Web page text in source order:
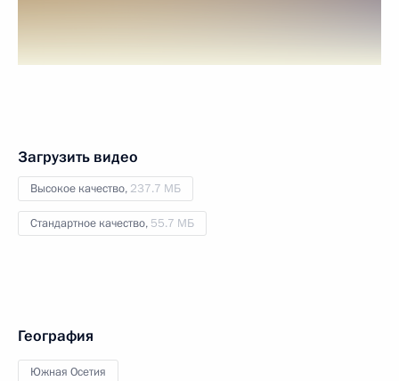
Загрузить видео
Высокое качество, 237.7 МБ
Стандартное качество, 55.7 МБ
География
Южная Осетия